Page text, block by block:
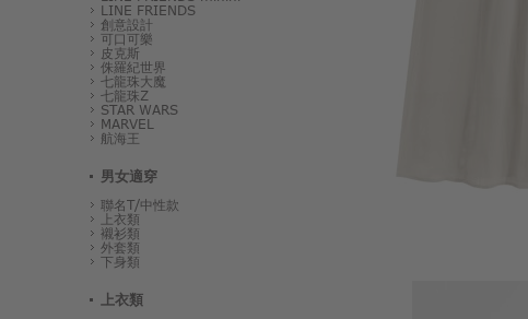
LINE FRIENDS
創意設計
可口可樂
皮克斯
侏羅紀世界
七龍珠大魔
七龍珠Z
STAR WARS
MARVEL
航海王
男女適穿
聯名T/中性款
上衣類
襯衫類
外套類
下身類
上衣類